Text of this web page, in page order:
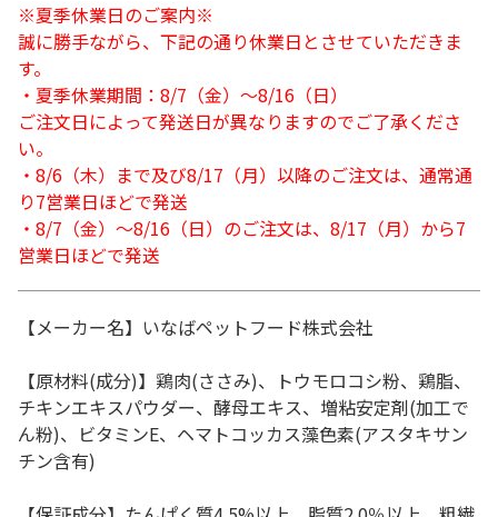
※夏季休業日のご案内※
誠に勝手ながら、下記の通り休業日とさせていただきま
す。
・夏季休業期間：8/7（金）～8/16（日）
ご注文日によって発送日が異なりますのでご了承くださ
い。
・8/6（木）まで及び8/17（月）以降のご注文は、通常通
り7営業日ほどで発送
・8/7（金）～8/16（日）のご注文は、8/17（月）から7
営業日ほどで発送
【メーカー名】いなばペットフード株式会社
【原材料(成分)】鶏肉(ささみ)、トウモロコシ粉、鶏脂、
チキンエキスパウダー、酵母エキス、増粘安定剤(加工で
ん粉)、ビタミンE、ヘマトコッカス藻色素(アスタキサン
チン含有)